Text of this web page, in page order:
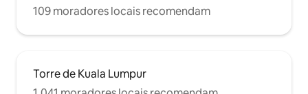
109 moradores locais recomendam
Torre de Kuala Lumpur